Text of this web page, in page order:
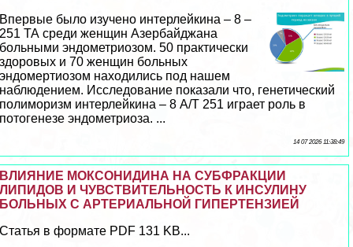
Впервые было изучено интерлейкина – 8 –
251 ТА среди женщин Азербайджана
больными эндометриозом. 50 пpaктически
здоровых и 70 женщин больных
эндомертиозом находились под нашем
наблюдением. Исследование показали что, генетический
полиморизм интерлейкина – 8 А/Т 251 играет роль в
потогенезе эндометриоза. ...
14 07 2026 11:38:49
ВЛИЯНИЕ МОКСОНИДИНА НА СУБФРАКЦИИ
ЛИПИДОВ И ЧУВСТВИТЕЛЬНОСТЬ К ИНСУЛИНУ
БОЛЬНЫХ С АРТЕРИАЛЬНОЙ ГИПЕРТЕНЗИЕЙ
Статья в формате PDF 131 KB...